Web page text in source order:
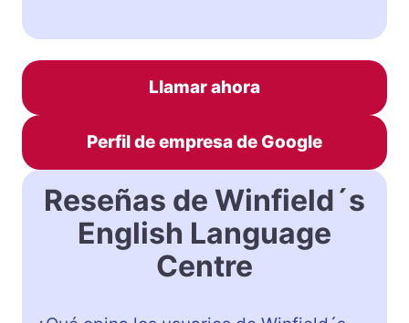
Llamar ahora
Perfil de empresa de Google
Reseñas de Winfield´s
English Language
Centre